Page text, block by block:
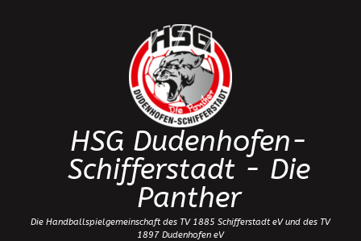
HSG Dudenhofen-
Schifferstadt - Die
Panther
Die Handballspielgemeinschaft des TV 1885 Schifferstadt eV und des TV
1897 Dudenhofen eV